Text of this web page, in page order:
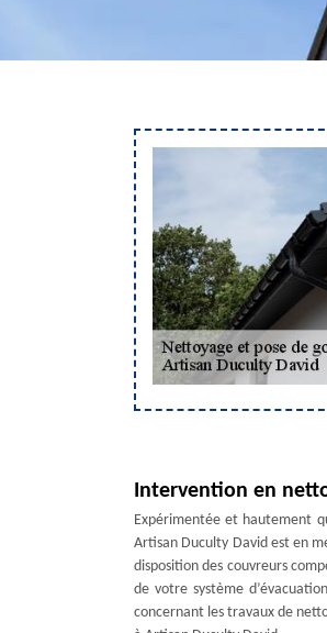
Intervention en
Expérimentée et hautement
Artisan Duculty David est en
disposition des couvreurs
de votre système
concernant les travaux de